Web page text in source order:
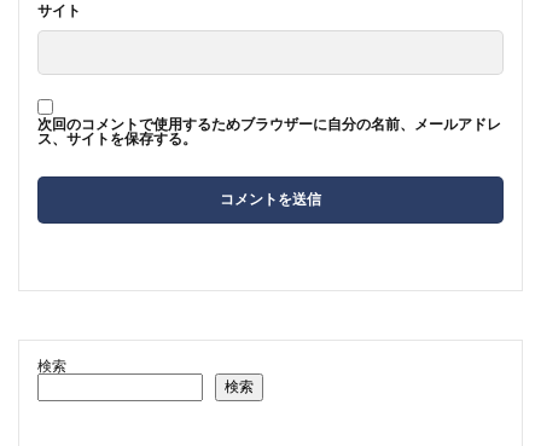
サイト
次回のコメントで使用するためブラウザーに自分の名前、メールアドレ
ス、サイトを保存する。
検索
検索